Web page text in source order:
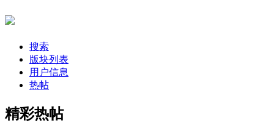
搜索
版块列表
用户信息
热帖
精彩热帖